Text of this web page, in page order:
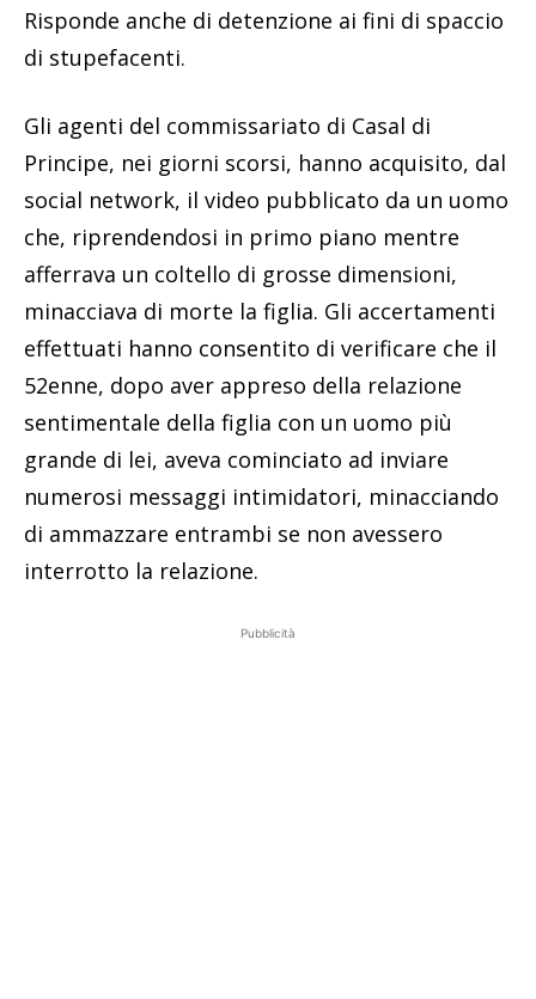
Risponde anche di detenzione ai fini di spaccio
di stupefacenti.
Gli agenti del commissariato di Casal di
Principe, nei giorni scorsi, hanno acquisito, dal
social network, il video pubblicato da un uomo
che, riprendendosi in primo piano mentre
afferrava un coltello di grosse dimensioni,
minacciava di morte la figlia. Gli accertamenti
effettuati hanno consentito di verificare che il
52enne, dopo aver appreso della relazione
sentimentale della figlia con un uomo più
grande di lei, aveva cominciato ad inviare
numerosi messaggi intimidatori, minacciando
di ammazzare entrambi se non avessero
interrotto la relazione.
Pubblicità